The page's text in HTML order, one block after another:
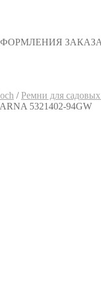
/ Ремни для
5321402-94GW